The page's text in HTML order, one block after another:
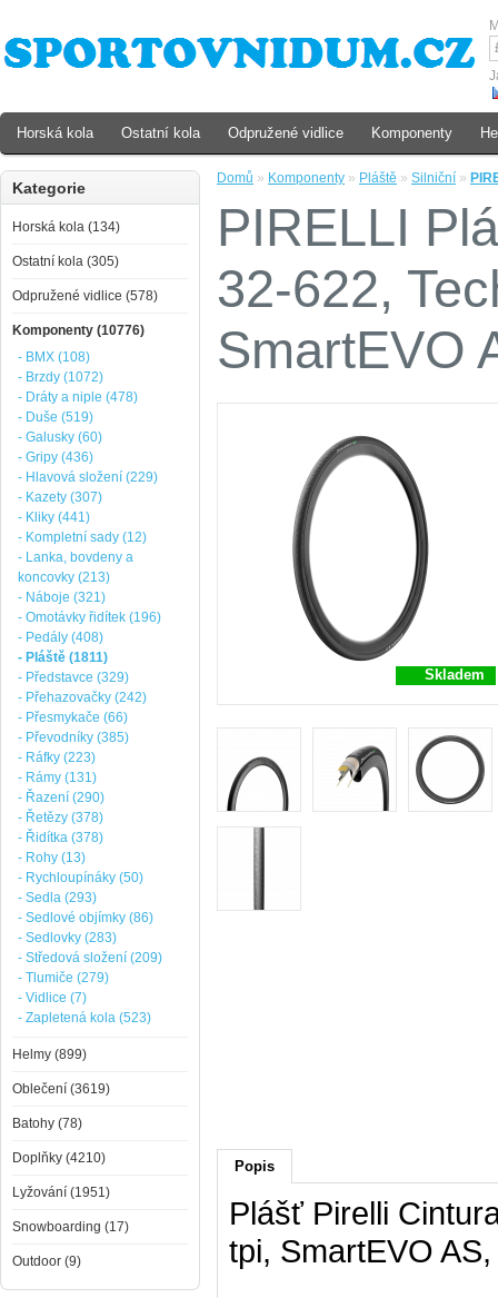
Domů » Komponenty » Pláště » Silniční »
PIRELLI
32-622,
SmartEVO
Skladem
Popis
Plášť Pirelli
tpi, SmartEVO
Kategorie
Horská kola (134)
Ostatní kola (305)
Odpružené vidlice (578)
Komponenty (10776)
- BMX (108)
- Brzdy (1072)
- Dráty a niple (478)
- Duše (519)
- Galusky (60)
- Gripy (436)
- Hlavová složení (229)
- Kazety (307)
- Kliky (441)
- Kompletní sady (12)
- Lanka, bovdeny a
koncovky (213)
- Náboje (321)
- Omotávky řidítek (196)
- Pedály (408)
- Pláště (1811)
- Představce (329)
- Přehazovačky (242)
- Přesmykače (66)
- Převodníky (385)
- Ráfky (223)
- Rámy (131)
- Řazení (290)
- Řetězy (378)
- Řidítka (378)
- Rohy (13)
- Rychloupínáky (50)
- Sedla (293)
- Sedlové objímky (86)
- Sedlovky (283)
- Středová složení (209)
- Tlumiče (279)
- Vidlice (7)
- Zapletená kola (523)
Helmy (899)
Oblečení (3619)
Batohy (78)
Doplňky (4210)
Lyžování (1951)
Snowboarding (17)
Outdoor (9)
Horská kola Ostatní kola Odpružené vidlice Komponenty